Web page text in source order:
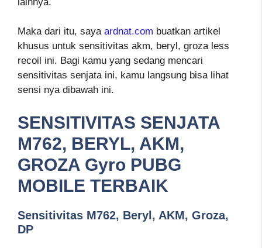
Maka dari itu, saya ardnat.com buatkan artikel
khusus untuk sensitivitas akm, beryl, groza less
recoil ini. Bagi kamu yang sedang mencari
sensitivitas senjata ini, kamu langsung bisa lihat
sensi nya dibawah ini.
SENSITIVITAS SENJATA
M762, BERYL, AKM,
GROZA Gyro PUBG
MOBILE TERBAIK
Sensitivitas M762, Beryl, AKM, Groza,
DP